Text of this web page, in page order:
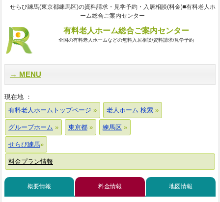
せらび練馬(東京都練馬区)の資料請求・見学予約・入居相談(料金)■有料老人ホ
ーム総合ご案内センター
有料老人ホーム総合ご案内センター
全国の有料老人ホームなどの無料入居相談/資料請求/見学予約
MENU
現在地 ：
有料老人ホームトップページ
老人ホーム 検索
グループホーム 東京都 練馬区
せらび練馬
料金プラン情報
概要情報 料金情報 地図情報